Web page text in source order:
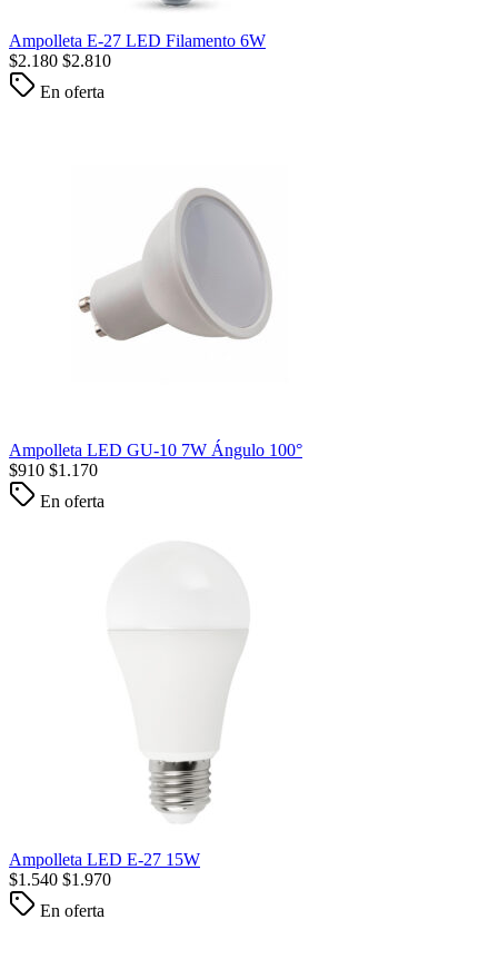
Ampolleta E-27 LED Filamento 6W
$2.180 $2.810
En oferta
Ampolleta LED GU-10 7W Ángulo 100°
$910 $1.170
En oferta
Ampolleta LED E-27 15W
$1.540 $1.970
En oferta